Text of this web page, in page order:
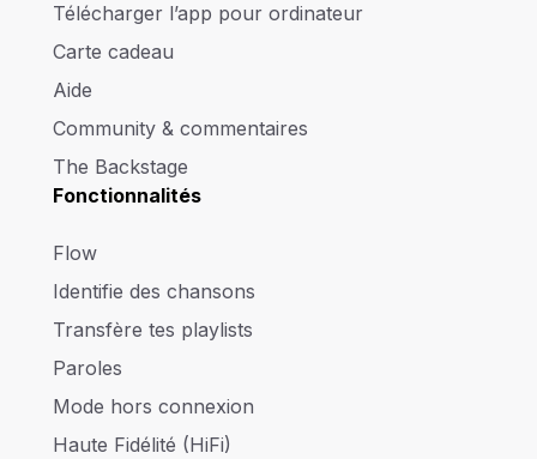
Télécharger l’app pour ordinateur
Carte cadeau
Aide
Community & commentaires
The Backstage
Fonctionnalités
Flow
Identifie des chansons
Transfère tes playlists
Paroles
Mode hors connexion
Haute Fidélité (HiFi)